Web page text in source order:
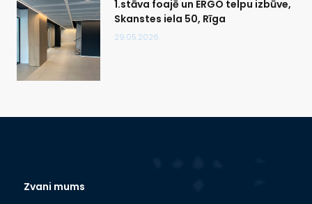
1.stāva foajē un ERGO telpu izbūve,
Skanstes iela 50, Rīga
29.05.2026.
Zvani mums